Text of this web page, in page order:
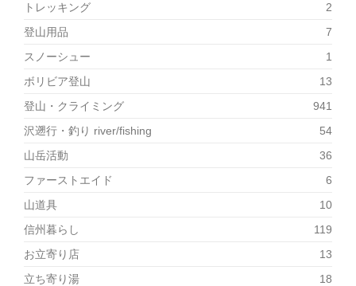
トレッキング
2
登山用品
7
スノーシュー
1
ボリビア登山
13
登山・クライミング
941
沢遡行・釣り river/fishing
54
山岳活動
36
ファーストエイド
6
山道具
10
信州暮らし
119
お立寄り店
13
立ち寄り湯
18